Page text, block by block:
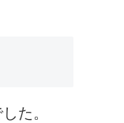
た。